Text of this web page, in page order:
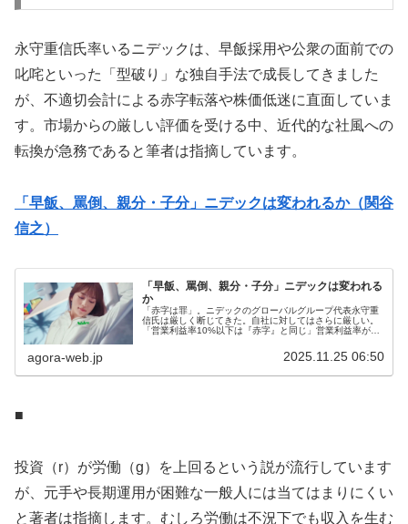
永守重信氏率いるニデックは、早飯採用や公衆の面前での
叱咤といった「型破り」な独自手法で成長してきました
が、不適切会計による赤字転落や株価低迷に直面していま
す。市場からの厳しい評価を受ける中、近代的な社風への
転換が急務であると筆者は指摘しています。
「早飯、罵倒、親分・子分」ニデックは変われるか（関谷
信之）
「早飯、罵倒、親分・子分」ニデックは変われる
か
「赤字は罪」。ニデックのグローバルグループ代表永守重
信氏は厳しく断じてきた。自社に対してはさらに厳しい。
「営業利益率10%以下は『赤字』と同じ」営業利益率が
価基準である。その永守氏が率い...
agora-web.jp 2025.11.25 06:50
■
投資（r）が労働（g）を上回るという説が流行しています
が、元手や長期運用が困難な一般人には当てはまりにくい
と著者は指摘します。むしろ労働は不況下でも収入を生む